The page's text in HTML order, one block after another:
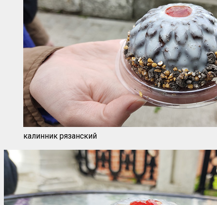
калинник рязанский